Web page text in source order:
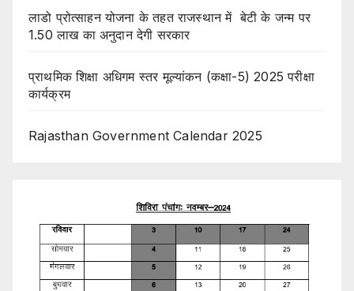
लाडो प्रोत्साहन योजना के तहत राजस्थान में बेटी के जन्म पर
1.50 लाख का अनुदान देगी सरकार
प्राथमिक शिक्षा अधिगम स्तर मूल्यांकन (कक्षा-5) 2025 परीक्षा
कार्यक्रम
Rajasthan Government Calendar 2025